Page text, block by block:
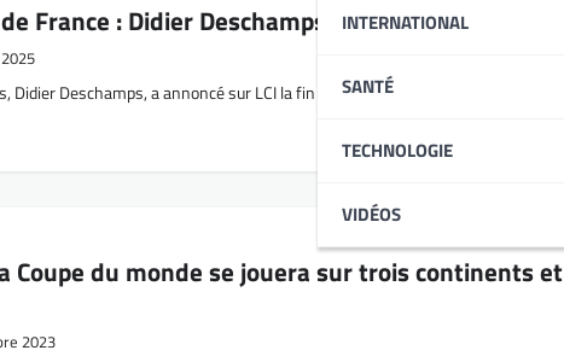
INTERNATIONAL
SANTÉ
TECHNOLOGIE
VIDÉOS
France : Didier Deschamps s’en ira en 2026
Didier Deschamps, a annoncé sur LCI la fin de son aventure avec l’équipe de
Coupe du monde se jouera sur trois continents et
2023